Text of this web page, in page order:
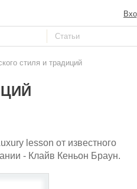
стиля и традиций
lesson от известного
- Клайв Кеньон Браун.